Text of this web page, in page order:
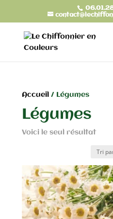
Accueil/ Légumes
Légumes
Voici le seul résultat